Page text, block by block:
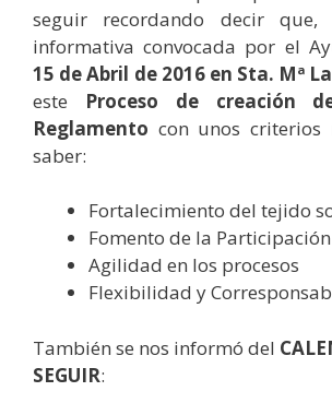
seguir recordando decir
informativa convocada por el
15 de Abril de 2016 en Sta. Mª
este Proceso de creación
Reglamento con unos criterios
saber:
Fortalecimiento del tejido
Fomento de la Participación
Agilidad en los procesos
Flexibilidad y
También se nos informó del
SEGUIR: